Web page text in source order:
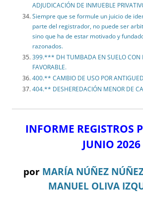
ADJUDICACIÓN DE INMUEBLE
Siempre que se formule un juicio de
parte del registrador, no puede ser
sino que ha de estar motivado y
razonados.
399.*** DH TUMBADA EN SUELO CON
FAVORABLE.
400.** CAMBIO DE USO POR
404.** DESHEREDACIÓN MENOR DE
INFORME REGISTROS
JUNIO 2026
por MARÍA NÚÑEZ
MANUEL OLIVA